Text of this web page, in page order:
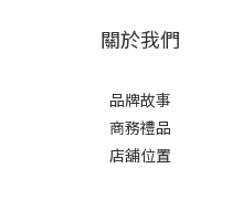
關於我們
品牌故事
商務禮品
店舖位置